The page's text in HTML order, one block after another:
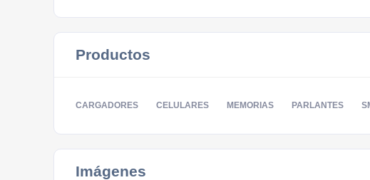
Productos
CARGADORES CELULARES MEMORIAS PARLANTES
Imágenes